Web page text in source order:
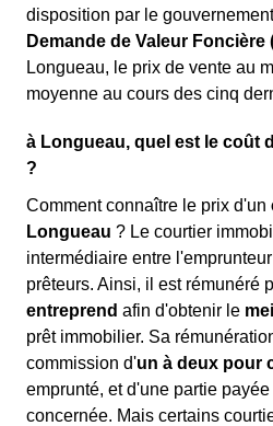
disposition par le
Demande de Valeur Foncière
Longueau, le prix de vente au m
moyenne au cours des cinq
à Longueau, quel est le coût
?
Comment connaître le prix d'un
Longueau ? Le courtier
intermédiaire entre
prêteurs. Ainsi, il est rémunéré
entreprend afin d'obtenir le
prêt immobilier. Sa
commission d'un à deux pour
emprunté, et d'une partie
concernée. Mais certains